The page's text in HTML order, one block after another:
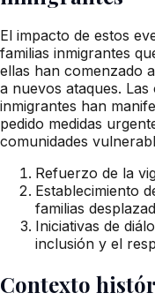
El impacto de estos
familias inmigrantes
ellas han comenzado
a nuevos ataques.
inmigrantes han
pedido medidas
comunidades
Refuerzo de la
Establecimiento
familias
Iniciativas de
inclusión y el
Contexto